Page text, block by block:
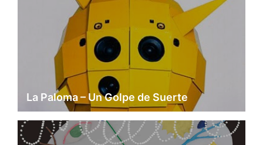
La Paloma – Un Golpe de Suerte